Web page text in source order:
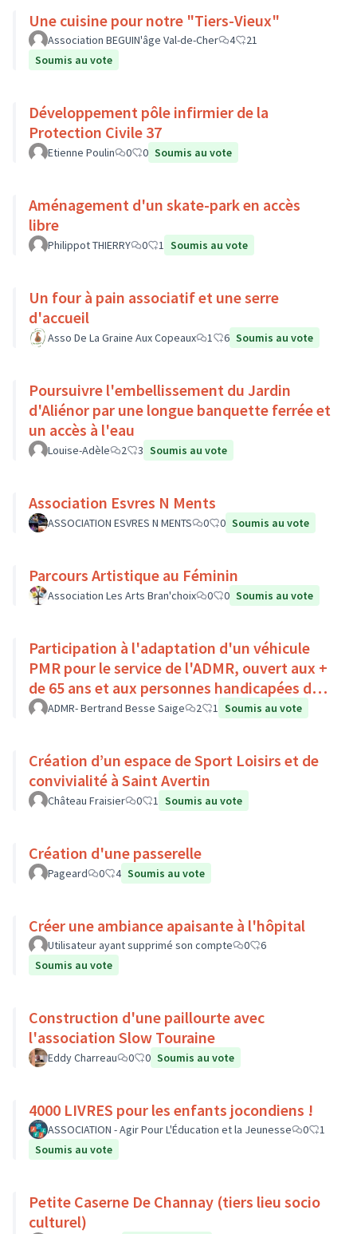
Une cuisine pour notre "Tiers-Vieux"
Association BEGUIN'âge Val-de-Cher 4
21
Soumis au vote
Développement pôle infirmier de la
Protection Civile 37
Etienne Poulin 0 0 Soumis au vote
Aménagement d'un skate-park en accès
libre
Philippot THIERRY 0 1 Soumis au vote
Un four à pain associatif et une serre
d'accueil
Asso De La Graine Aux Copeaux 1 6 Soumis au vote
Poursuivre l'embellissement du Jardin
d'Aliénor par une longue banquette ferrée et
un accès à l'eau
Louise-Adèle 2 3 Soumis au vote
Association Esvres N Ments
ASSOCIATION ESVRES N MENTS 0 0 Soumis au vote
Parcours Artistique au Féminin
Association Les Arts Bran'choix 0 0 Soumis au vote
Participation à l'adaptation d'un véhicule
PMR pour le service de l'ADMR, ouvert aux +
de 65 ans et aux personnes handicapées du
Pays Loire-Touraine.
ADMR- Bertrand Besse Saige 2 1 Soumis au vote
Création d’un espace de Sport Loisirs et de
convivialité à Saint Avertin
Château Fraisier 0 1 Soumis au vote
Création d'une passerelle
Pageard 0 4 Soumis au vote
Créer une ambiance apaisante à l'hôpital
Utilisateur ayant supprimé son compte 0
6
Soumis au vote
Construction d'une paillourte avec
l'association Slow Touraine
Eddy Charreau 0 0 Soumis au vote
4000 LIVRES pour les enfants jocondiens !
ASSOCIATION - Agir Pour L'Éducation et la Jeunesse 0
1
Soumis au vote
Petite Caserne De Channay (tiers lieu socio
culturel)